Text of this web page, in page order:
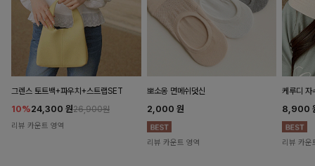
그렌스 토트백+파우치+스트랩SET
10%24,300 원26,900원
리뷰 카운트 영역
뽀소옹 면메쉬덧신
2,000 원
리뷰 카운트 영역
케루디 자
8,900
리뷰 카운